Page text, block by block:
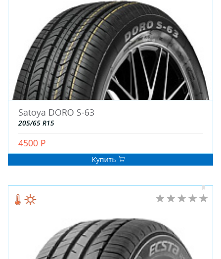
ЛЕТНИЕ
ДЛЯ СПЕЦТЕХНИКИ
ДЛЯ ГРУЗОВЫХ АВТО
ДЛЯ ГРУЗОВЫХ АВТО
Satoya DORO S-63
205/65 R15
4500 Р
Купить